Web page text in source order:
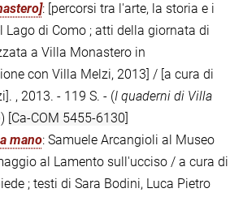
: [percorsi tra l'arte, la storia e i
Lago di Como ; atti della giornata di
a Villa Monastero in
con Villa Melzi, 2013] / [a cura di
, 2013. - 119 S. - (I quaderni di Villa
) [Ca-COM 5455-6130]
mano: Samuele Arcangioli al Museo
al Lamento sull'ucciso / a cura di
; testi di Sara Bodini, Luca Pietro